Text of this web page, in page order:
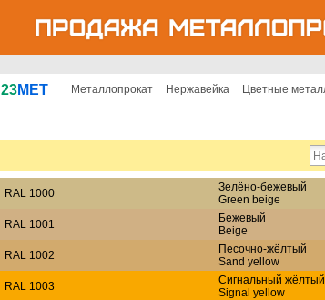
23МЕТ Металлопрокат Нержавейка Цветные
RAL 1000
Зелёно-бежевый
Green beige
RAL 1001
Бежевый
Beige
RAL 1002
Песочно-жёлтый
Sand yellow
RAL 1003
Сигнальный жёлтый
Signal yellow